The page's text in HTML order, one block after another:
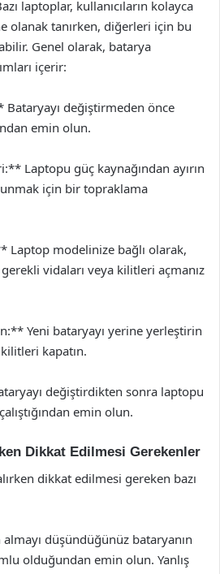
laptoplar, kullanıcıların kolayca
olanak tanırken, diğerleri için bu
Genel olarak, batarya
içerir:
değiştirmeden önce
emin olun.
Laptopu güç kaynağından ayırın
için bir topraklama
Laptop modelinize bağlı olarak,
vidaları veya kilitleri açmanız
Yeni bataryayı yerine yerleştirin
kapatın.
değiştirdikten sonra laptopu
emin olun.
Dikkat Edilmesi Gerekenler
dikkat edilmesi gereken bazı
düşündüğünüz bataryanın
olduğundan emin olun. Yanlış